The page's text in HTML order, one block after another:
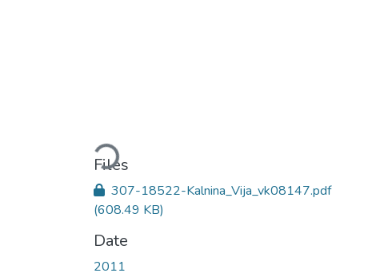
Loading...
Files
307-18522-Kalnina_Vija_vk08147.pdf
(608.49 KB)
Date
2011